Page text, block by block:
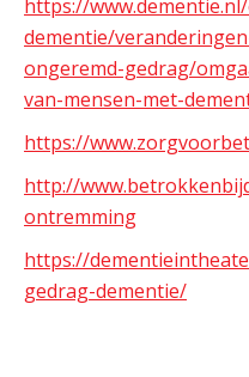
https://
dementie/
ongeremd-gedrag/
van-mensen-met-
https://
http://
ontremming
https://
gedrag-dementie/